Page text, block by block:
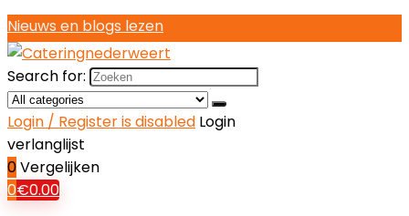
Nieuws en blogs lezen
Search for:
Login / Register is disabled Login
verlanglijst
0Vergelijken
0€0.00